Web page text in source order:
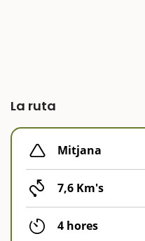
La ruta
Mitjana
7,6 Km's
4 hores